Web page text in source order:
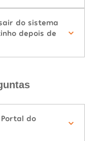
do sistema
depois de
do